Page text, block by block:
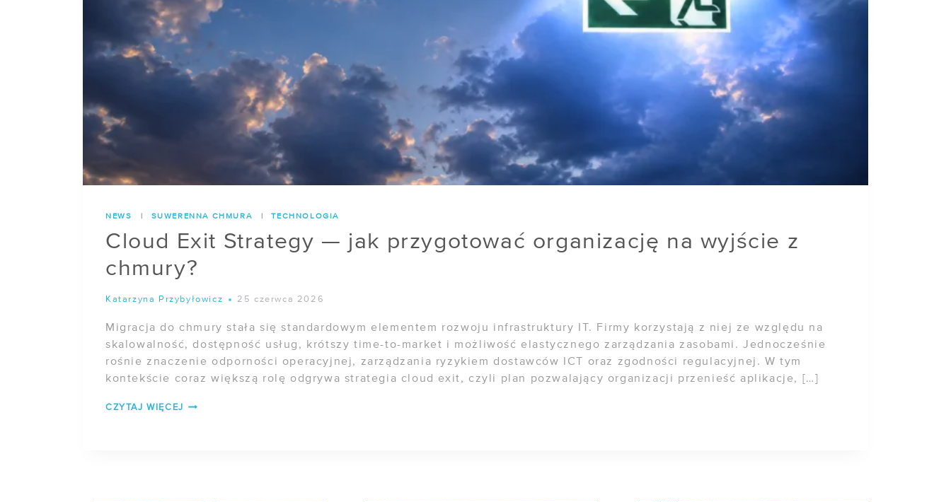
NEWS | SUWERENNA CHMURA | TECHNOLOGIA
Cloud Exit Strategy — jak przygotować organizację na wyjście z
chmury?
Katarzyna Przybyłowicz 25 czerwca 2026
Migracja do chmury stała się standardowym elementem rozwoju infrastruktury IT. Firmy korzystają z niej ze względu na
skalowalność, dostępność usług, krótszy time-to-market i możliwość elastycznego zarządzania zasobami. Jednocześnie
rośnie znaczenie odporności operacyjnej, zarządzania ryzykiem dostawców ICT oraz zgodności regulacyjnej. W tym
kontekście coraz większą rolę odgrywa strategia cloud exit, czyli plan pozwalający organizacji przenieść aplikacje, […]
CZYTAJ WIĘCEJ CLOUD